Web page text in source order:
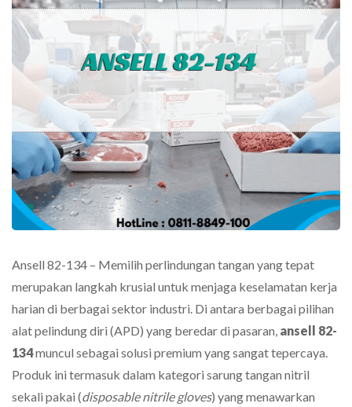
Ansell 82-134 – Memilih perlindungan tangan yang tepat
merupakan langkah krusial untuk menjaga keselamatan kerja
harian di berbagai sektor industri. Di antara berbagai pilihan
alat pelindung diri (APD) yang beredar di pasaran, ansell 82-
134muncul sebagai solusi premium yang sangat tepercaya.
Produk ini termasuk dalam kategori sarung tangan nitril
sekali pakai (disposable nitrile gloves) yang menawarkan